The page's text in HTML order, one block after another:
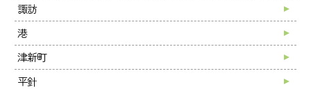
諏訪
港
津新町
平針